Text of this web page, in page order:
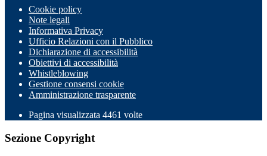
Cookie policy
Note legali
Informativa Privacy
Ufficio Relazioni con il Pubblico
Dichiarazione di accessibilità
Obiettivi di accessibilità
Whistleblowing
Gestione consensi cookie
Amministrazione trasparente
Pagina visualizzata 4461 volte
Sezione Copyright